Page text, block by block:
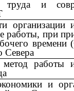
и
организации
работы, при
Севера
работы
и